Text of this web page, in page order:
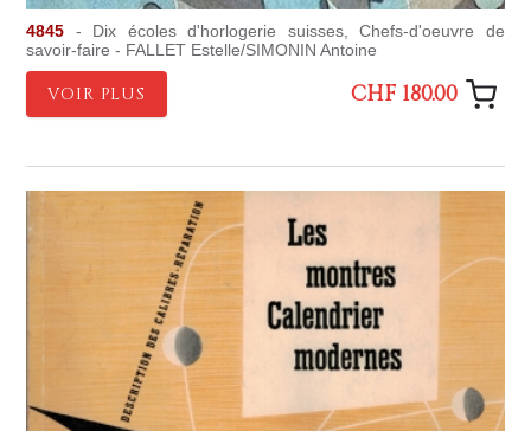
4845 - Dix écoles d'horlogerie suisses, Chefs-d'oeuvre de
savoir-faire - FALLET Estelle/SIMONIN Antoine
VOIR PLUS CHF 180.00